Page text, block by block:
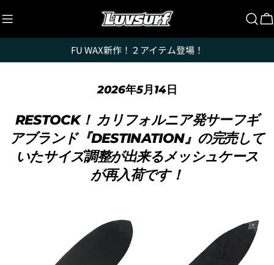
ン
テ
ツ
FU WAX新作！２アイテム登場！
2026年5月14日
RESTOCK！ カリフォルニア発サーフギ
アブランド『DESTINATION』の完売して
いたサイズ調整が出来るメッシュケース
が再入荷です！